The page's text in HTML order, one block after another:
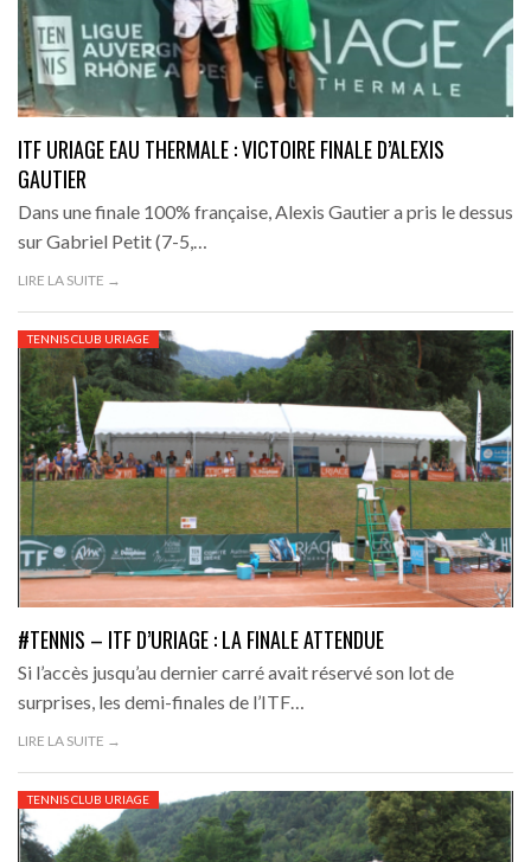
ITF URIAGE EAU THERMALE : VICTOIRE FINALE D’ALEXIS
GAUTIER
Dans une finale 100% française, Alexis Gautier a pris le dessus
sur Gabriel Petit (7-5,…
LIRE LA SUITE →
TENNIS CLUB URIAGE
#TENNIS – ITF D’URIAGE : LA FINALE ATTENDUE
Si l’accès jusqu’au dernier carré avait réservé son lot de
surprises, les demi-finales de l’ITF…
LIRE LA SUITE →
TENNIS CLUB URIAGE